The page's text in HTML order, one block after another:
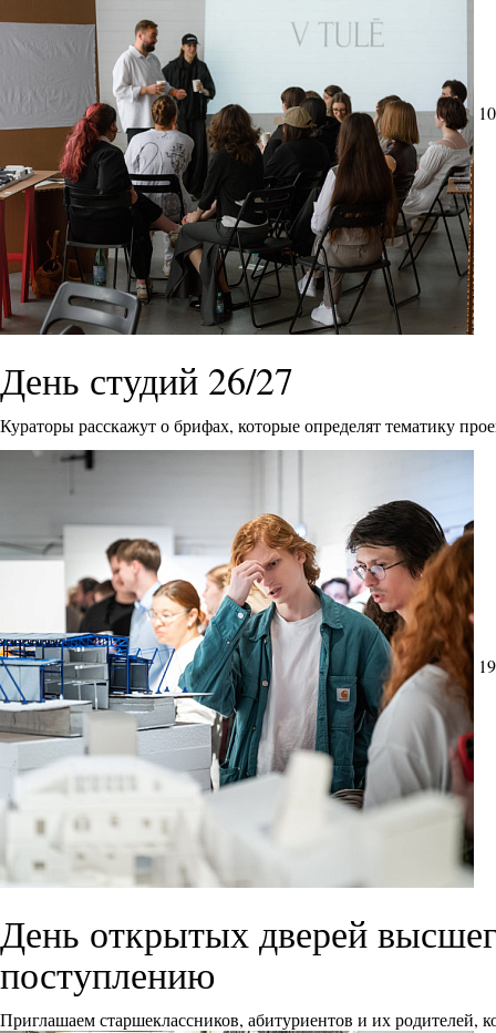
День студий 26/27
Кураторы расскажут о брифах, которые определят тематику
День открытых дверей
поступлению
Приглашаем старшеклассников, абитуриентов и их родителей,